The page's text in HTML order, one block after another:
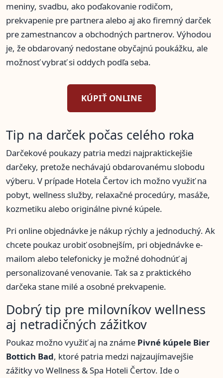
meniny, svadbu, ako poďakovanie rodičom,
prekvapenie pre partnera alebo aj ako firemný darček
pre zamestnancov a obchodných partnerov. Výhodou
je, že obdarovaný nedostane obyčajnú poukážku, ale
možnosť vybrať si oddych podľa seba.
KÚPIŤ ONLINE
Tip na darček počas celého roka
Darčekové poukazy patria medzi najpraktickejšie
darčeky, pretože nechávajú obdarovanému slobodu
výberu. V prípade Hotela Čertov ich možno využiť na
pobyt, wellness služby, relaxačné procedúry, masáže,
kozmetiku alebo originálne pivné kúpele.
Pri online objednávke je nákup rýchly a jednoduchý. Ak
chcete poukaz urobiť osobnejším, pri objednávke e-
mailom alebo telefonicky je možné dohodnúť aj
personalizované venovanie. Tak sa z praktického
darčeka stane milé a osobné prekvapenie.
Dobrý tip pre milovníkov wellness
aj netradičných zážitkov
Poukaz možno využiť aj na známe Pivné kúpele Bier
Bottich Bad, ktoré patria medzi najzaujímavejšie
zážitky vo Wellness & Spa Hoteli Čertov. Ide o